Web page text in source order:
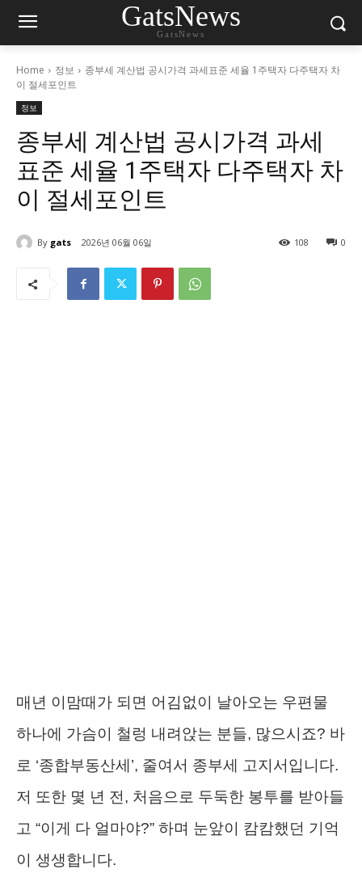
GatsNews
GatsNews
Home 정보
종부세 계산법 공시가격 과세표준 세율 1주택자 다주택자 차
이 절세포인트
정보
종부세 계산법 공시가격 과세
표준 세율 1주택자 다주택자 차
이 절세포인트
By gats 2026년 06월 06일 0
108
매년 이맘때가 되면 어김없이 날아오는 우편물
하나에 가슴이 철렁 내려앉는 분들, 많으시죠? 바
로 ‘종합부동산세’, 줄여서 종부세 고지서입니다.
저 또한 몇 년 전, 처음으로 두둑한 봉투를 받아들
고 “이게 다 얼마야?” 하며 눈앞이 캄캄했던 기억
이 생생합니다.